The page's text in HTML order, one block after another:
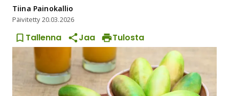
Tiina Painokallio
Päivitetty20.03.2026
Tallenna Jaa Tulosta